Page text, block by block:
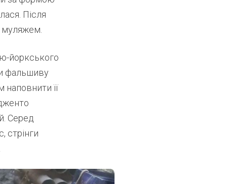
Після
муляжем.
йоркського
фальшиву
наповнити її
Серед
стрінги